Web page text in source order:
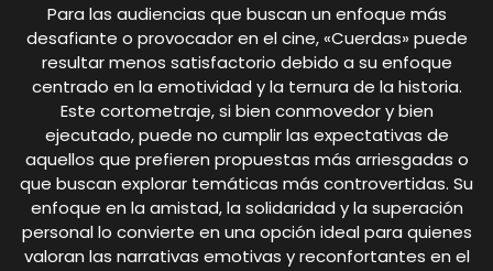
Para las audiencias que buscan un enfoque más
desafiante o provocador en el cine, «Cuerdas» puede
resultar menos satisfactorio debido a su enfoque
centrado en la emotividad y la ternura de la historia.
Este cortometraje, si bien conmovedor y bien
ejecutado, puede no cumplir las expectativas de
aquellos que prefieren propuestas más arriesgadas o
que buscan explorar temáticas más controvertidas. Su
enfoque en la amistad, la solidaridad y la superación
personal lo convierte en una opción ideal para quienes
valoran las narrativas emotivas y reconfortantes en el